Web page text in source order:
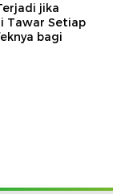
jika
Tawar Setiap
bagi